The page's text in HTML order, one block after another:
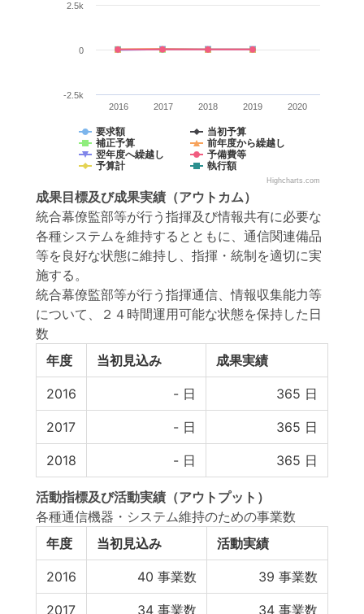
要求額
当初予算
補正予算
前年度から繰越し
翌年度へ繰越し
予備費等
予算計
執行額
2016 2017 2018 2019 2020
-2.5k
0
2.5k
Highcharts.com
成果目標及び成果実績 （アウトカム）
統合幕僚監部等が行う指揮及び情報共有に必要な
各種システムを維持するとともに、通信関連備品
等を良好な状態に維持し、指揮・統制を適切に実
施する。
統合幕僚監部等が行う指揮通信、情報収集能力等
について、２４時間運用可能な状態を保持した日
数
年度
当初見込み 成果実績
2016 - 日 365 日
2017 - 日 365 日
2018 - 日 365 日
活動指標及び活動実績 （アウトプット）
各種通信機器・システム維持のための事業数
年度
当初見込み 活動実績
2016 40 事業数 39 事業数
2017 34 事業数 34 事業数